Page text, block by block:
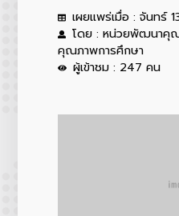
เผยแพร่เมื่อ : จันทร์
โดย : หน่วยพัฒนาคุ
คุณภาพการศึกษา
ผู้เข้าชม : 247 คน